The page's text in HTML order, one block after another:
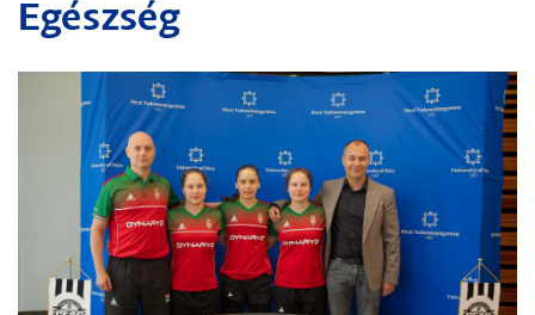
Egészség